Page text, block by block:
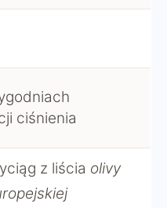
ciśnienia
z liścia olivy